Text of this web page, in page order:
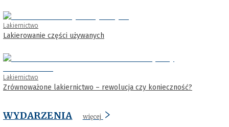
Lakiernictwo
Lakierowanie części używanych
Lakiernictwo
Zrównoważone lakiernictwo – rewolucja czy konieczność?
WYDARZENIA więcej